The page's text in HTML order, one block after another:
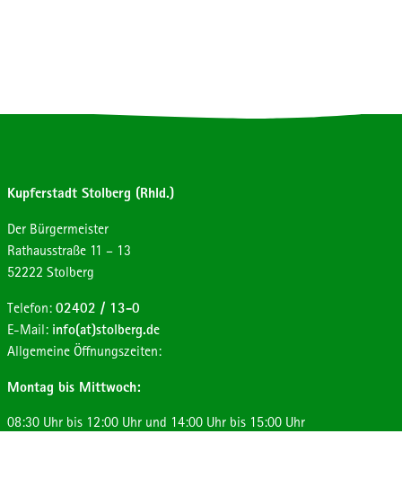
Kupferstadt Stolberg (Rhld.)
Der Bürgermeister
Strasse:
Rathausstraße Hausnummer:
11 – 13
Postleitzahl:
52222 Ort:
Stolberg
Telefon: 02402 / 13-0
E-Mail: info(at)stolberg.de
Allgemeine Öffnungszeiten:
Montag bis Mittwoch:
08:30 Uhr bis 12:00 Uhr und 14:00 Uhr bis 15:00 Uhr